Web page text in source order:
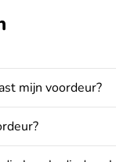
mijn voordeur?